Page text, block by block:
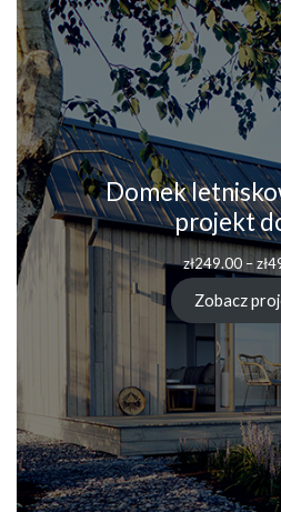
Domek
projekt
zł249.00 – zł
Zobacz